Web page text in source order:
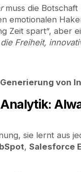
muss die Botschaft
emotionalen
Zeit spart“,
Freiheit,
Generierung von
sie lernt aus
, Salesforce